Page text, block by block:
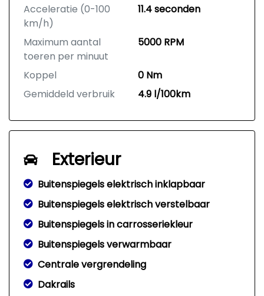
Acceleratie (0-100
km/h)
11.4 seconden
Maximum aantal
toeren per minuut
5000 RPM
Koppel
0 Nm
Gemiddeld verbruik
4.9 l/100km
Exterieur
Buitenspiegels elektrisch inklapbaar
Buitenspiegels elektrisch verstelbaar
Buitenspiegels in carrosseriekleur
Buitenspiegels verwarmbaar
Centrale vergrendeling
Dakrails